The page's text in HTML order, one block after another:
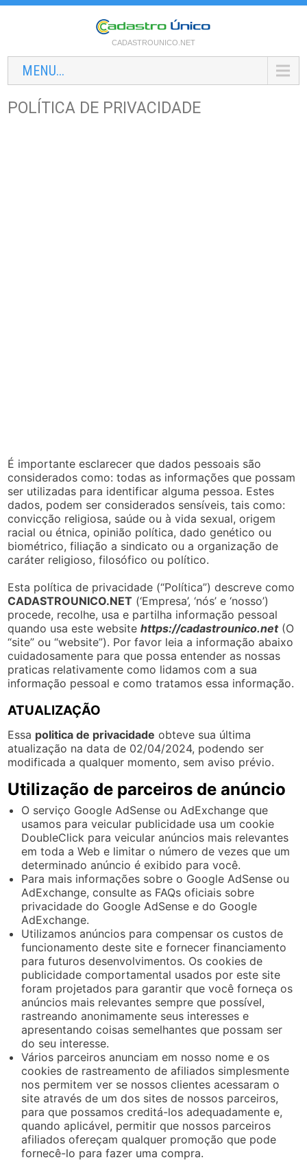
CADASTROUNICO.NET
MENU...
POLÍTICA DE PRIVACIDADE
É importante esclarecer que dados pessoais são
considerados como: todas as informações que possam
ser utilizadas para identificar alguma pessoa. Estes
dados, podem ser considerados sensíveis, tais como:
convicção religiosa, saúde ou à vida sexual, origem
racial ou étnica, opinião política, dado genético ou
biométrico, filiação a sindicato ou a organização de
caráter religioso, filosófico ou político.
Esta política de privacidade (“Política”) descreve como
CADASTROUNICO.NET (‘Empresa’, ‘nós’ e ‘nosso’)
procede, recolhe, usa e partilha informação pessoal
quando usa este websitehttps://cadastrounico.net(O
“site” ou “website”). Por favor leia a informação abaixo
cuidadosamente para que possa entender as nossas
praticas relativamente como lidamos com a sua
informação pessoal e como tratamos essa informação.
ATUALIZAÇÃO
Essa politica de privacidade obteve sua última
atualização na data de 02/04/2024, podendo ser
modificada a qualquer momento, sem aviso prévio.
Utilização de parceiros de anúncio
O serviço Google AdSense ou AdExchange que
usamos para veicular publicidade usa um cookie
DoubleClick para veicular anúncios mais relevantes
em toda a Web e limitar o número de vezes que um
determinado anúncio é exibido para você.
Para mais informações sobre o Google AdSense ou
AdExchange, consulte as FAQs oficiais sobre
privacidade do Google AdSense e do Google
AdExchange.
Utilizamos anúncios para compensar os custos de
funcionamento deste site e fornecer financiamento
para futuros desenvolvimentos. Os cookies de
publicidade comportamental usados ​​por este site
foram projetados para garantir que você forneça os
anúncios mais relevantes sempre que possível,
rastreando anonimamente seus interesses e
apresentando coisas semelhantes que possam ser
do seu interesse.
Vários parceiros anunciam em nosso nome e os
cookies de rastreamento de afiliados simplesmente
nos permitem ver se nossos clientes acessaram o
site através de um dos sites de nossos parceiros,
para que possamos creditá-los adequadamente e,
quando aplicável, permitir que nossos parceiros
afiliados ofereçam qualquer promoção que pode
fornecê-lo para fazer uma compra.